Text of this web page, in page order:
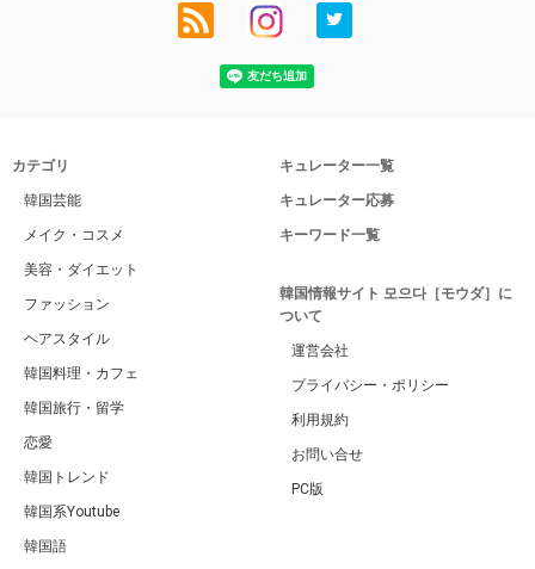
カテゴリ
韓国芸能
メイク・コスメ
美容・ダイエット
ファッション
ヘアスタイル
韓国料理・カフェ
韓国旅行・留学
恋愛
韓国トレンド
韓国系Youtube
韓国語
キュレーター一覧
キュレーター応募
キーワード一覧
韓国情報サイト 모으다［モウダ］に
ついて
運営会社
プライバシー・ポリシー
利用規約
お問い合せ
PC版